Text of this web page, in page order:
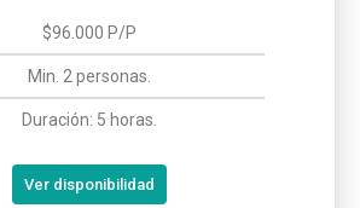
$96.000 P/P
Min. 2 personas.
Duración: 5 horas.
Ver disponibilidad